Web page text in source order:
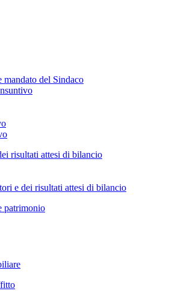
del Sindaco
risultati attesi di bilancio
e dei risultati attesi di bilancio
patrimonio